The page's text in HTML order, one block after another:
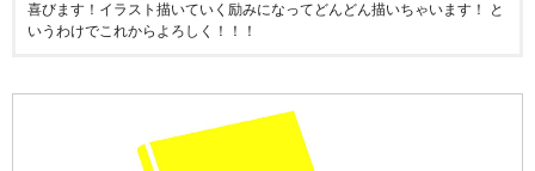
喜びます！イラスト描いていく励みになってどんどん描いちゃいます！ と
いうわけでこれからよろしく！！！